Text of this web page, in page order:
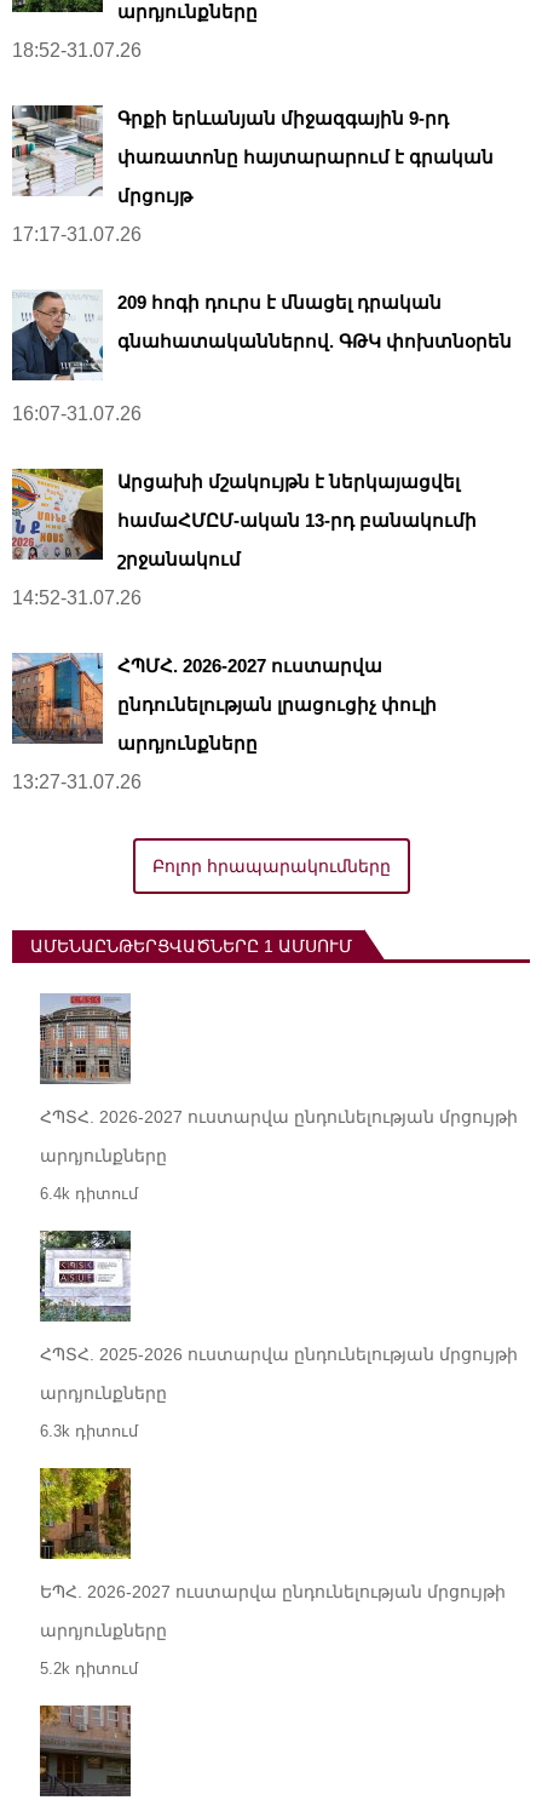
արդյունքները
18:52-31.07.26
Գրքի երևանյան միջազգային 9-րդ
փառատոնը հայտարարում է գրական
մրցույթ
17:17-31.07.26
209 հոգի դուրս է մնացել դրական
գնահատականներով. ԳԹԿ փոխտնօրեն
16:07-31.07.26
Արցախի մշակույթն է ներկայացվել
համաՀՄԸՄ-ական 13-րդ բանակումի
շրջանակում
14:52-31.07.26
ՀՊՄՀ. 2026-2027 ուստարվա
ընդունելության լրացուցիչ փուլի
արդյունքները
13:27-31.07.26
Բոլոր հրապարակումները
ԱՄԵՆԱԸՆԹԵՐՑՎԱԾՆԵՐԸ 1 ԱՄՍՈՒՄ
ՀՊՏՀ. 2026-2027 ուստարվա ընդունելության մրցույթի
արդյունքները
6.4k դիտում
ՀՊՏՀ. 2025-2026 ուստարվա ընդունելության մրցույթի
արդյունքները
6.3k դիտում
ԵՊՀ. 2026-2027 ուստարվա ընդունելության մրցույթի
արդյունքները
5.2k դիտում